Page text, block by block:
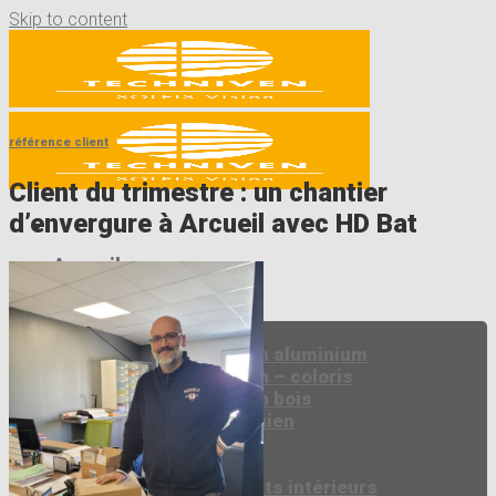
Skip to content
Accueil
Société
Produits
Stores Intérieurs
Store vénitien aluminium
Store vénitien – coloris
Store vénitien bois
Store californien
Store rouleau
Store plissé
Autres produits intérieurs
référence client
Client du trimestre : un chantier
d’envergure à Arcueil avec HD Bat